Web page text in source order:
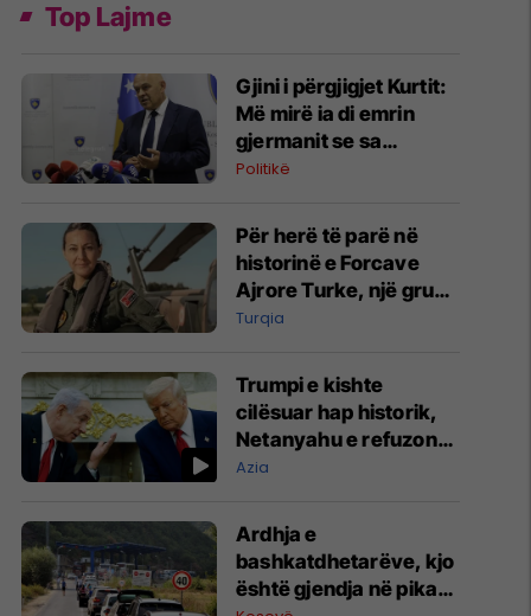
Top Lajme
Gjini i përgjigjet Kurtit:
Më mirë ia di emrin
gjermanit se sa
Aleancës
Politikë
Për herë të parë në
historinë e Forcave
Ajrore Turke, një grua
merr gradën e
Turqia
Trumpi e kishte
cilësuar hap historik,
Netanyahu e refuzon
marrëveshjen për
Azia
Ardhja e
bashkatdhetarëve, kjo
është gjendja në pikat